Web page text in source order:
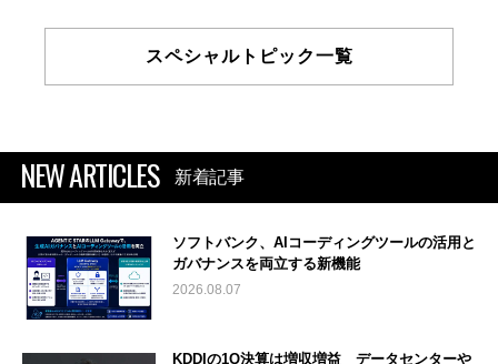
スペシャルトピック一覧
NEW ARTICLES 新着記事
ソフトバンク、AIコーディングツールの活用と
ガバナンスを両立する新機能
2026.08.07
KDDIの1Q決算は増収増益 データセンターや